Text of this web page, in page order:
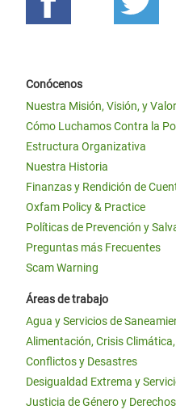
Conócenos
Nuestra Misión, Visión, y
Cómo Luchamos Contra la
Estructura Organizativa
Nuestra Historia
Finanzas y Rendición de
Oxfam Policy & Practice
Políticas de Prevención y
Preguntas más Frecuentes
Scam Warning
Áreas de trabajo
Agua y Servicios de
Alimentación, Crisis
Conflictos y Desastres
Desigualdad Extrema y
Justicia de Género y